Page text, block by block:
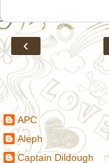
‹
Contribuidores
APC
Aleph
Captain Dildough